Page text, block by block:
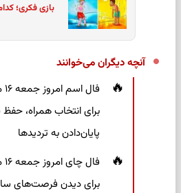
بازی فکری؛
آنچه دیگران می‌خوانند
برای انتخاب همراه،
پایان‌دادن به تردیدها
برای دیدن فرصت‌های